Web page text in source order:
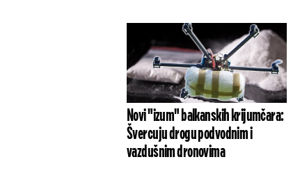
Novi "izum" balkanskih krijumčara:
Švercuju drogu podvodnim i
vazdušnim dronovima